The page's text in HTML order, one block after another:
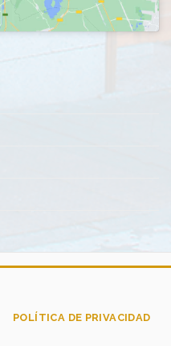
POLÍTICA DE PRIVACIDAD